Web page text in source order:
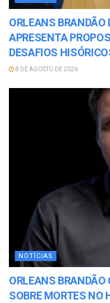
ORLEANS BRANDÃO
APRESENTA
DESAFIOS
8 DE AGOSTO DE 2026
NOTÍCIAS
ORLEANS BRANDÃO
SOBRE MORTES NO